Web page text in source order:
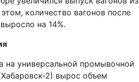
количество вагонов после
на 14%.
на универсальной промывочной
2) вырос объем